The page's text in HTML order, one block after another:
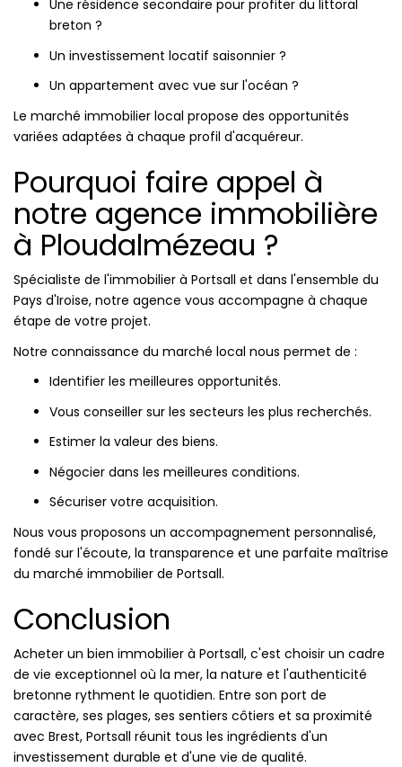
Une résidence secondaire pour profiter du littoral
breton ?
Un investissement locatif saisonnier ?
Un appartement avec vue sur l'océan ?
Le marché immobilier local propose des opportunités
variées adaptées à chaque profil d'acquéreur.
Pourquoi faire appel à
notre agence immobilière
à Ploudalmézeau ?
Spécialiste de l'immobilier à Portsall et dans l'ensemble du
Pays d'Iroise, notre agence vous accompagne à chaque
étape de votre projet.
Notre connaissance du marché local nous permet de :
Identifier les meilleures opportunités.
Vous conseiller sur les secteurs les plus recherchés.
Estimer la valeur des biens.
Négocier dans les meilleures conditions.
Sécuriser votre acquisition.
Nous vous proposons un accompagnement personnalisé,
fondé sur l'écoute, la transparence et une parfaite maîtrise
du marché immobilier de Portsall.
Conclusion
Acheter un bien immobilier à Portsall, c'est choisir un cadre
de vie exceptionnel où la mer, la nature et l'authenticité
bretonne rythment le quotidien. Entre son port de
caractère, ses plages, ses sentiers côtiers et sa proximité
avec Brest, Portsall réunit tous les ingrédients d'un
investissement durable et d'une vie de qualité.